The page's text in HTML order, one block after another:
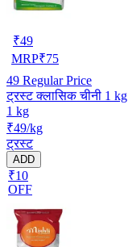
₹49
MRP₹75
49 Regular Price
ट्रस्ट क्लासिक चीनी 1 kg
1 kg
₹49/kg
ट्रस्ट
ADD
₹10
OFF